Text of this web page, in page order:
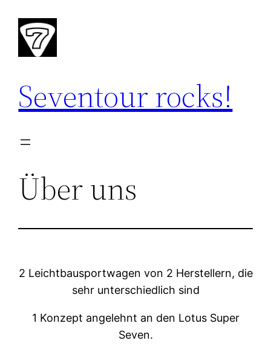
Inhalt
springen
Seventour rocks!
Über uns
2 Leichtbausportwagen von 2 Herstellern, die
sehr unterschiedlich sind
1 Konzept angelehnt an den Lotus Super
Seven.